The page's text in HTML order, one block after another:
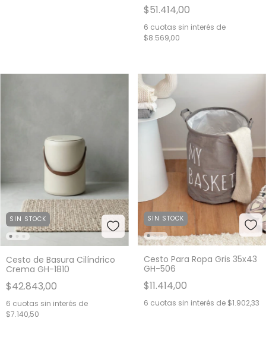
$51.414,00
6 cuotas sin interés de
$8.569,00
SIN STOCK
Cesto de Basura Cilíndrico
Crema GH-1810
$42.843,00
6 cuotas sin interés de
$7.140,50
SIN STOCK
Cesto Para Ropa Gris 35x43
GH-506
$11.414,00
6 cuotas sin interés de $1.902,33